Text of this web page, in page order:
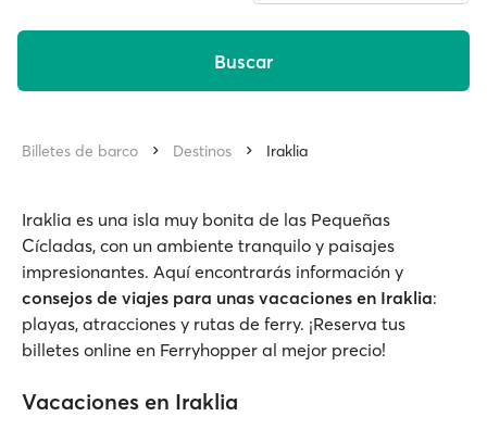
Buscar
Billetes de barco Destinos Iraklia
Iraklia es una isla muy bonita de las Pequeñas
Cícladas, con un ambiente tranquilo y paisajes
impresionantes. Aquí encontrarás información y
consejos de viajes para unas vacaciones en Iraklia:
playas, atracciones y rutas de ferry. ¡Reserva tus
billetes online en Ferryhopper al mejor precio!
Vacaciones en Iraklia